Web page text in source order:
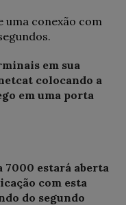
conexão com
em sua
colocando a
em uma porta
7000 estará aberta
com esta
do segundo